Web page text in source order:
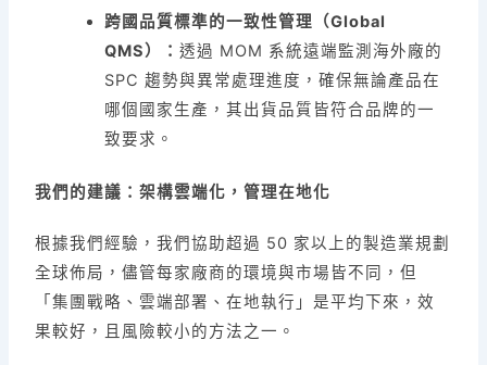
跨國品質標準的一致性管理（Global
QMS）：透過 MOM 系統遠端監測海外廠的
SPC 趨勢與異常處理進度，確保無論產品在
哪個國家生產，其出貨品質皆符合品牌的一
致要求。
我們的建議：架構雲端化，管理在地化
根據我們經驗，我們協助超過 50 家以上的製造業規劃
全球佈局，儘管每家廠商的環境與市場皆不同，但
「集團戰略、雲端部署、在地執行」是平均下來，效
果較好，且風險較小的方法之一。